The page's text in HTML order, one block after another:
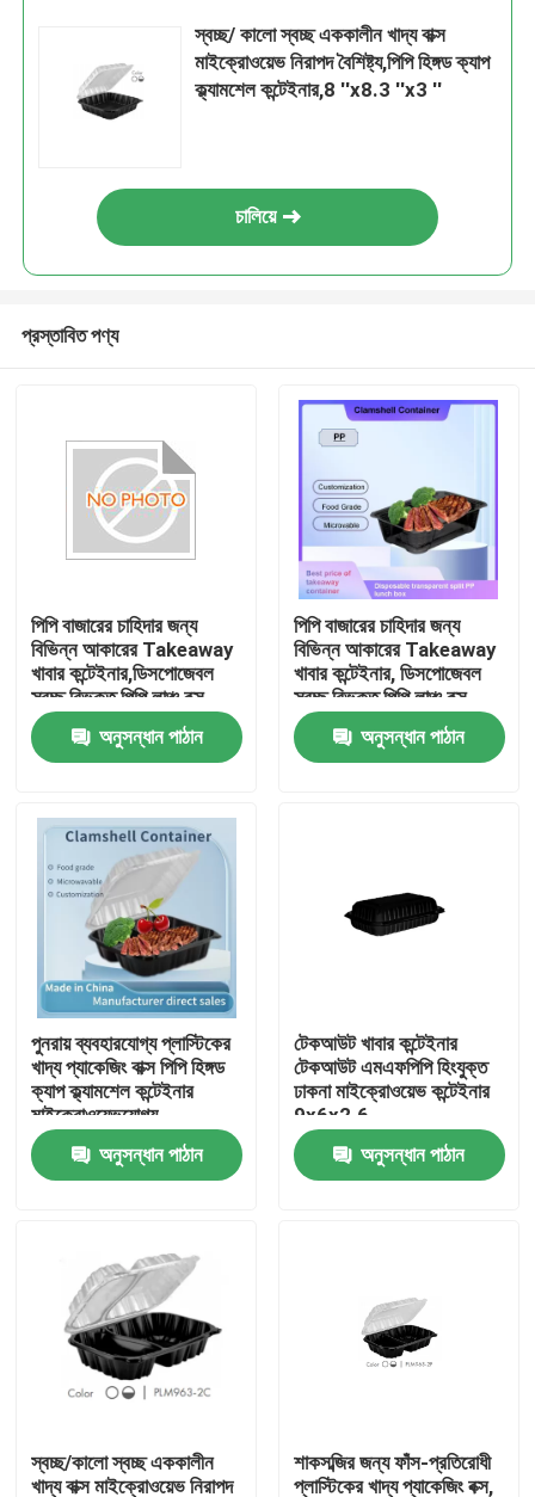
পণ্য
ভিআর শো
আমাদের সম্পর্কে
কারখানা ভ্রমণ
মান নিয়ন্ত্রণ
যোগাযোগ করুন
খবর
প্লাস্টিক ডিসপোজেবল কাপ
স্বচ্ছ/ কালো স্বচ্ছ এককালীন খাদ্য বাক্স
মাইক্রোওয়েভ নিরাপদ বৈশিষ্ট্য,পিপি হিঙ্গড ক্যাপ
ক্ল্যামশেল কন্টেইনার,8 ′′x8.3 ′′x3 ′′
চালিয়ে
প্রস্তাবিত পণ্য
পিপি বাজারের চাহিদার জন্য
বিভিন্ন আকারের Takeaway
খাবার কন্টেইনার,ডিসপোজেবল
স্বচ্ছ বিভক্ত পিপি লাঞ্চ বক্স
অনুসন্ধান পাঠান
পিপি বাজারের চাহিদার জন্য
বিভিন্ন আকারের Takeaway
খাবার কন্টেইনার, ডিসপোজেবল
স্বচ্ছ বিভক্ত পিপি লাঞ্চ বক্স
অনুসন্ধান পাঠান
পুনরায় ব্যবহারযোগ্য প্লাস্টিকের
খাদ্য প্যাকেজিং বাক্স পিপি হিঙ্গড
ক্যাপ ক্ল্যামশেল কন্টেইনার
মাইক্রোওয়েভযোগ্য
10.2x10.2x3.2
অনুসন্ধান পাঠান
টেকআউট খাবার কন্টেইনার
টেকআউট এমএফপিপি হিংযুক্ত
ঢাকনা মাইক্রোওয়েভ কন্টেইনার
9x6x2.6
অনুসন্ধান পাঠান
স্বচ্ছ/কালো স্বচ্ছ এককালীন
খাদ্য বাক্স মাইক্রোওয়েভ নিরাপদ
শাকসব্জির জন্য ফাঁস-প্রতিরোধী
প্লাস্টিকের খাদ্য প্যাকেজিং বক্স,